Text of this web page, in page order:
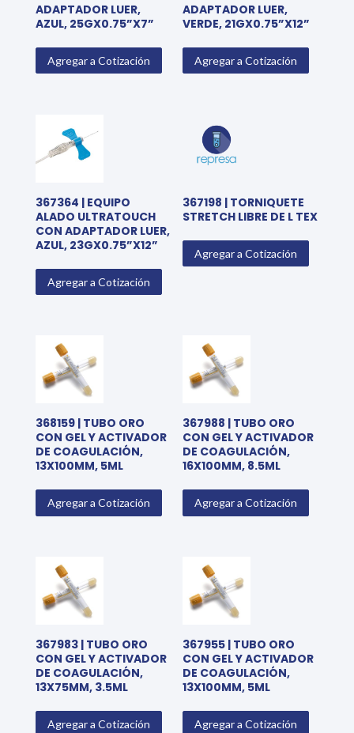
ADAPTADOR LUER,
AZUL, 25GX0.75”X7”
Agregar a Cotización
ADAPTADOR LUER,
VERDE, 21GX0.75”X12”
Agregar a Cotización
367364 | EQUIPO
ALADO ULTRATOUCH
CON ADAPTADOR LUER,
AZUL, 23GX0.75”X12”
Agregar a Cotización
367198 | TORNIQUETE
STRETCH LIBRE DE L TEX
Agregar a Cotización
368159 | TUBO ORO
CON GEL Y ACTIVADOR
DE COAGULACIÓN,
13X100MM, 5ML
Agregar a Cotización
367988 | TUBO ORO
CON GEL Y ACTIVADOR
DE COAGULACIÓN,
16X100MM, 8.5ML
Agregar a Cotización
367983 | TUBO ORO
CON GEL Y ACTIVADOR
DE COAGULACIÓN,
13X75MM, 3.5ML
Agregar a Cotización
367955 | TUBO ORO
CON GEL Y ACTIVADOR
DE COAGULACIÓN,
13X100MM, 5ML
Agregar a Cotización